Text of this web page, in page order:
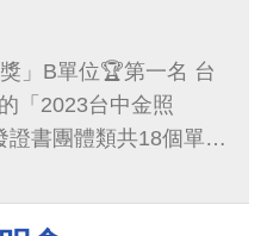
」B單位🏆第一名 台
「2023台中金照
證書團體類共18個單
是對護理所信念的認